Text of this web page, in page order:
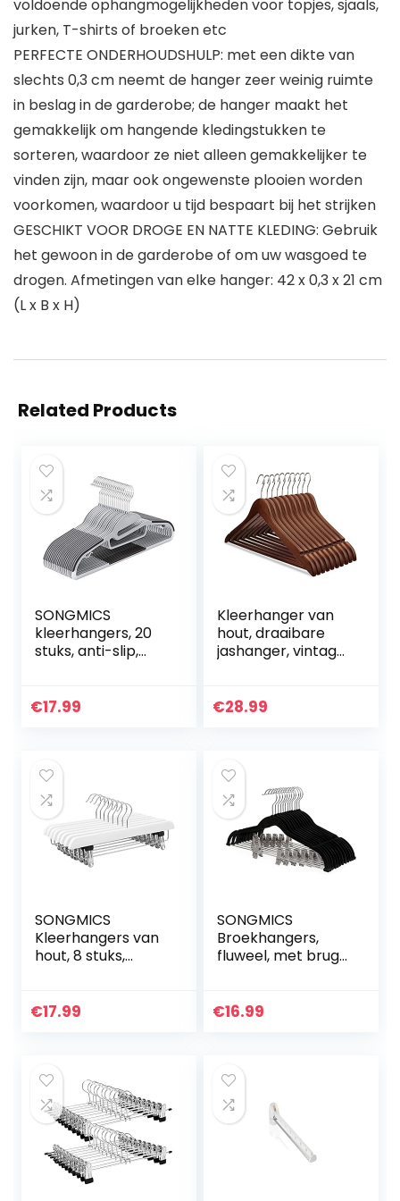
voldoende ophangmogelijkheden voor topjes, sjaals,
jurken, T-shirts of broeken etc
PERFECTE ONDERHOUDSHULP: met een dikte van
slechts 0,3 cm neemt de hanger zeer weinig ruimte
in beslag in de garderobe; de hanger maakt het
gemakkelijk om hangende kledingstukken te
sorteren, waardoor ze niet alleen gemakkelijker te
vinden zijn, maar ook ongewenste plooien worden
voorkomen, waardoor u tijd bespaart bij het strijken
GESCHIKT VOOR DROGE EN NATTE KLEDING: Gebruik
het gewoon in de garderobe of om uw wasgoed te
drogen. Afmetingen van elke hanger: 42 x 0,3 x 21 cm
(L x B x H)
Related Products
SONGMICS
kleerhangers, 20
stuks, anti-slip,
0,5 cm dik,
€17.99
Kleerhanger van
hout, draaibare
jashanger, vintage,
€28.99
SONGMICS
Kleerhangers van
hout, 8 stuks,
rokken, antislip,
€17.99
SONGMICS
Broekhangers,
fluweel, met brug
antislip,
€16.99